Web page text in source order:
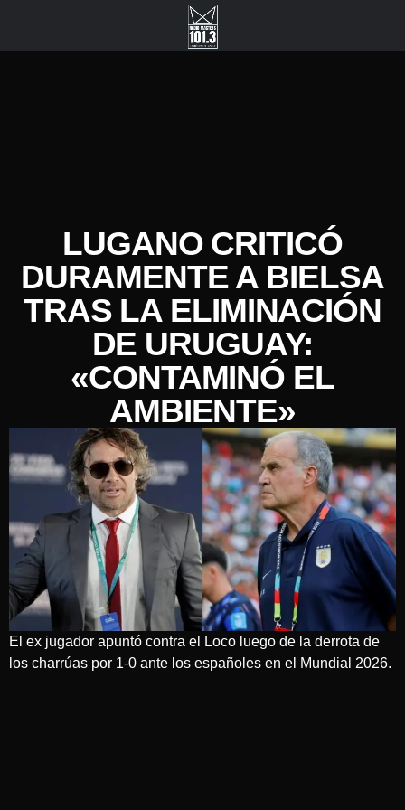
LUGANO CRITICÓ
DURAMENTE A BIELSA
TRAS LA ELIMINACIÓN
DE URUGUAY:
«CONTAMINÓ EL
AMBIENTE»
El ex jugador apuntó contra el Loco luego de la derrota de
los charrúas por 1-0 ante los españoles en el Mundial 2026.